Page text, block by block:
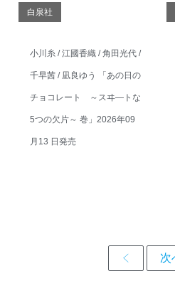
白泉社
小川糸 / 江國香織 / 角田光代 /
千早茜 / 凪良ゆう 「あの日の
チョコレート ～スヰ―トな
5つの欠片～ 巻」2026年09
月13 日発売